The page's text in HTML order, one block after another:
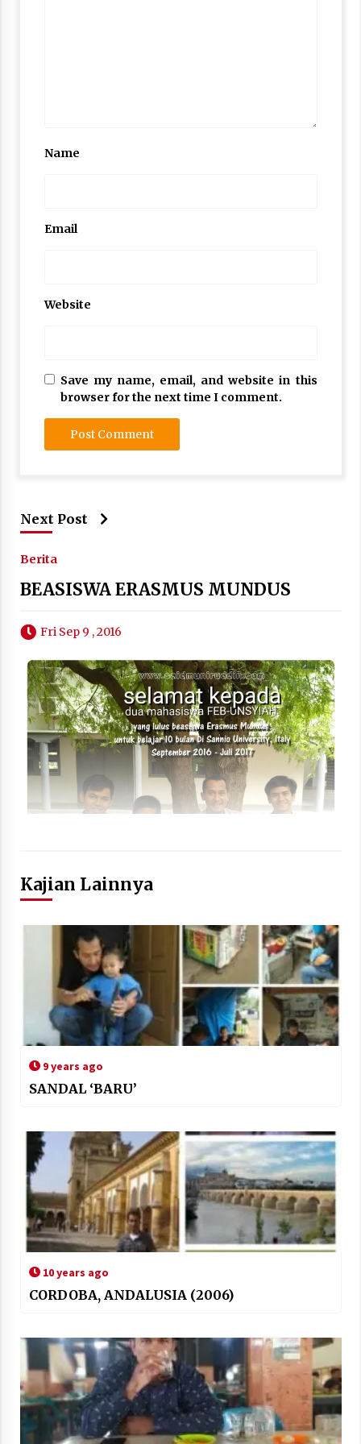
Name
Email
Website
Save my name, email, and website in this
browser for the next time I comment.
Next Post
Berita
BEASISWA ERASMUS MUNDUS
Fri Sep 9 , 2016
Kajian Lainnya
9 years ago
SANDAL ‘BARU’
10 years ago
CORDOBA, ANDALUSIA (2006)